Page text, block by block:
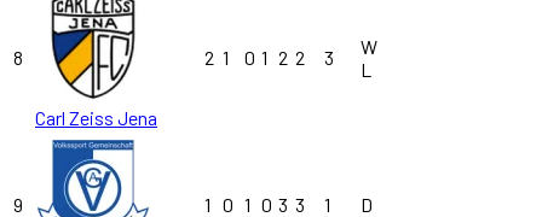
8
Carl Zeiss Jena
2 1 0 1 2 2 3
W
L
9 1 0 1 0 3 3 1 D